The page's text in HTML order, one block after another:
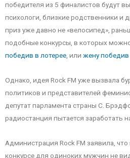
победителя из 5 финалистов будут
психологи, близкие родственники и
приз уже давно не «велосипед»,
подобные конкурсы, в которых
победив в лотерее , или жену победив
Однако, идея Rock FM уже вызвала
политиков и представителей
депутат парламента страны С.
радиостанция пытается заработать
Администрация Rock FM заявила,
конкурсе для одиноких мужчин не